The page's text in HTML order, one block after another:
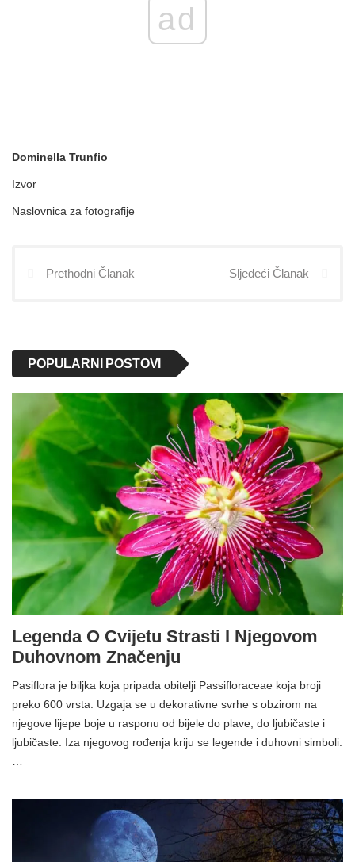
ad
Dominella Trunfio
Izvor
Naslovnica za fotografije
Prethodni Članak Sljedeći Članak
POPULARNI POSTOVI
Legenda O Cvijetu Strasti I Njegovom
Duhovnom Značenju
Pasiflora je biljka koja pripada obitelji Passifloraceae koja broji
preko 600 vrsta. Uzgaja se u dekorativne svrhe s obzirom na
njegove lijepe boje u rasponu od bijele do plave, do ljubičaste i
ljubičaste. Iza njegovog rođenja kriju se legende i duhovni simboli.